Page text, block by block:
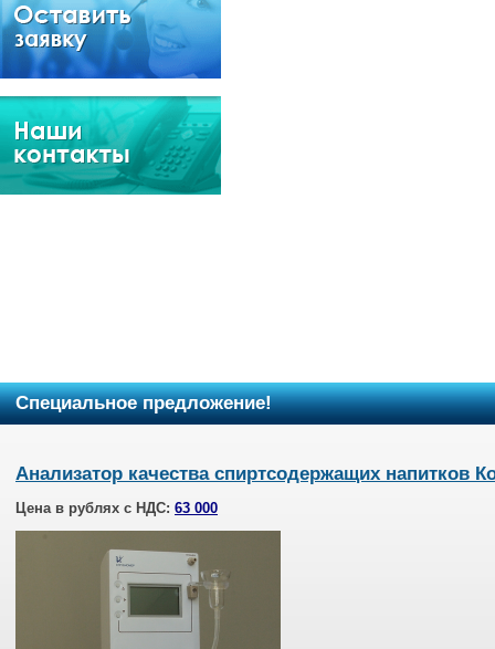
Специальное предложение!
Анализатор качества спиртсодержащих напитков
Цена в рублях с НДС: 63 000